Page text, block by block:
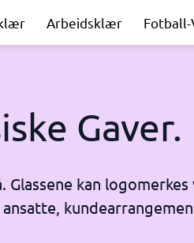
Arbeidsklær Fotball-
Gaver.
kan